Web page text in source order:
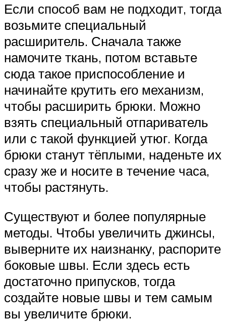
Если способ вам не подходит, тогда
возьмите специальный
расширитель. Сначала также
намочите ткань, потом вставьте
сюда такое приспособление и
начинайте крутить его механизм,
чтобы расширить брюки. Можно
взять специальный отпариватель
или с такой функцией утюг. Когда
брюки станут тёплыми, наденьте их
сразу же и носите в течение часа,
чтобы растянуть.
Существуют и более популярные
методы. Чтобы увеличить джинсы,
выверните их наизнанку, распорите
боковые швы. Если здесь есть
достаточно припусков, тогда
создайте новые швы и тем самым
вы увеличите брюки.